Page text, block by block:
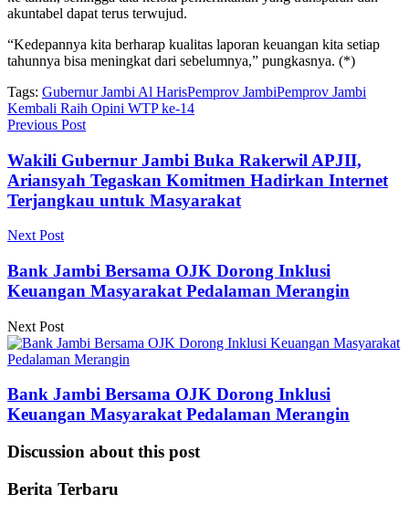
akuntabel dapat terus terwujud.
“Kedepannya kita berharap kualitas laporan keuangan kita setiap
tahunnya bisa meningkat dari sebelumnya,” pungkasnya. (*)
Tags: Gubernur Jambi Al HarisPemprov JambiPemprov Jambi
Kembali Raih Opini WTP ke-14
Previous Post
Wakili Gubernur Jambi Buka Rakerwil APJII,
Ariansyah Tegaskan Komitmen Hadirkan Internet
Terjangkau untuk Masyarakat
Next Post
Bank Jambi Bersama OJK Dorong Inklusi
Keuangan Masyarakat Pedalaman Merangin
Next Post
Bank Jambi Bersama OJK Dorong Inklusi
Keuangan Masyarakat Pedalaman Merangin
Discussion about this post
Berita Terbaru